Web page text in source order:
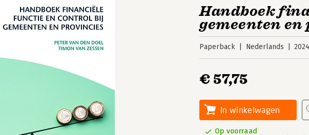
Handboek
gemeenten
Paperback Nederlands
€ 57,75
In winkelwagen
Op voorraad